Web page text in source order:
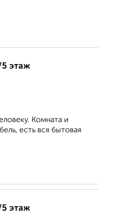
5 этаж
Комната и
есть вся бытовая
5 этаж